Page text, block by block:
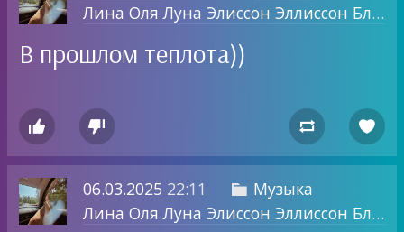
Лина Оля Луна Элиссон Эллиссон Блог о том, о чем хочу.
В прошлом теплота))
   
06.03.2025 22:11  Музыка
Лина Оля Луна Элиссон Эллиссон Блог о том, о чем хочу.